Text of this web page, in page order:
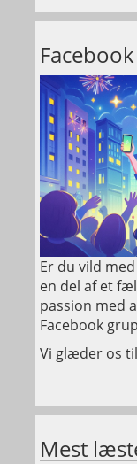
Er du vild
en del af et
passion med
Facebook
Vi glæder os
Mest